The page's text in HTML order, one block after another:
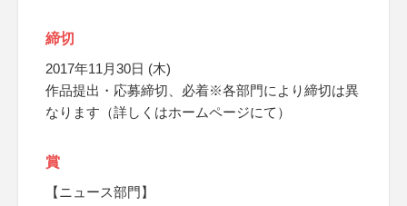
締切
2017年11月30日 (木)
作品提出・応募締切、必着※各部門により締切は異
なります（詳しくはホームページにて）
賞
【ニュース部門】